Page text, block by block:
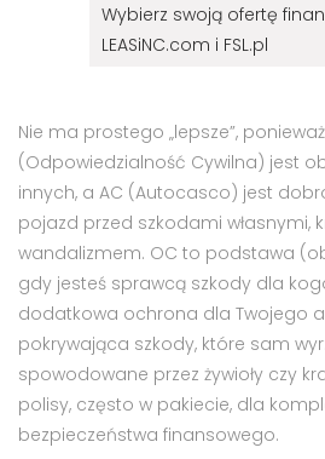
Wybierz swoją ofertę
LEASiNC.com i FSL.pl
Nie ma prostego „lepsze”,
(Odpowiedzialność Cywilna) jest
innych, a AC (Autocasco) jest
pojazd przed szkodami własnymi,
wandalizmem. OC to podstawa
gdy jesteś sprawcą szkody dla
dodatkowa ochrona dla Twojego
pokrywająca szkody, które sam
spowodowane przez żywioły czy
polisy, często w pakiecie, dla
bezpieczeństwa finansowego.